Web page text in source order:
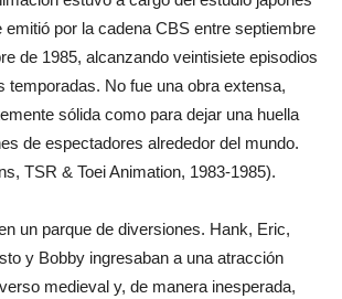
emitió por la cadena CBS entre septiembre
de 1985, alcanzando veintisiete episodios
temporadas. No fue una obra extensa,
sólida como para dejar una huella
de espectadores alrededor del mundo.
TSR & Toei Animation, 1983-1985).
un parque de diversiones. Hank, Eric,
y Bobby ingresaban a una atracción
medieval y, de manera inesperada,